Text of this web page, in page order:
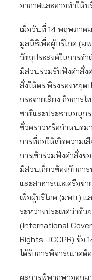
อากาศและอาจทำให้
เมื่อวันที่ 14 พฤษภาค
มูลนิธิเพื่อผู้บริโภค (ม
วัตถุประสงค์ในการด
มีส่วนร่วมรับฟังคำสั่ง
สั่งให้ดร.พิรงรองหยุ
กระจายเสียง กิจการ
ชาติและประธานอนุก
ชั่วคราวหรือกำหนดม
การที่ก่อให้เกิดความ
การเข้าร่วมฟังคำสั่งข
มีส่วนเกี่ยวข้องกับกา
และสาธารณะเครือข่
เพื่อผู้บริโภค (มพบ.) แ
ระหว่างประเทศว่าด้ว
(International
Rights : ICCPR) ข้อ
ได้รับการพิจารณาคดีอ
ผลการพิพากษาออกม